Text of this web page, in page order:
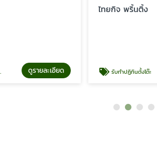
ดูรายละเอียด
ไทยกิจ พริ้นติ้ง
รับทำปฏิทินตั้งโต๊ะ